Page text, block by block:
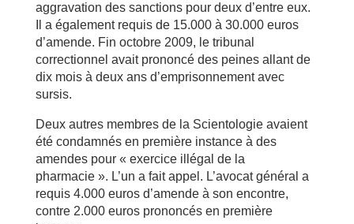
aggravation des sanctions pour deux d’entre eux.
Il a également requis de 15.000 à 30.000 euros
d’amende. Fin octobre 2009, le tribunal
correctionnel avait prononcé des peines allant de
dix mois à deux ans d’emprisonnement avec
sursis.
Deux autres membres de la Scientologie avaient
été condamnés en première instance à des
amendes pour « exercice illégal de la
pharmacie ». L’un a fait appel. L’avocat général a
requis 4.000 euros d’amende à son encontre,
contre 2.000 euros prononcés en première